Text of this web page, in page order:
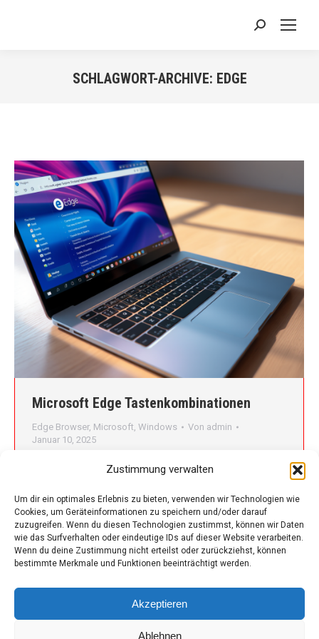
Zustimmung verwalten
Um dir ein optimales Erlebnis zu bieten, verwenden wir Technologien wie
Cookies, um Geräteinformationen zu speichern und/oder darauf
zuzugreifen. Wenn du diesen Technologien zustimmst, können wir Daten
wie das Surfverhalten oder eindeutige IDs auf dieser Website verarbeiten.
Wenn du deine Zustimmung nicht erteilst oder zurückziehst, können
bestimmte Merkmale und Funktionen beeinträchtigt werden.
Akzeptieren
Ablehnen
Search:
SCHLAGWORT-ARCHIVE: EDGE
Microsoft Edge Tastenkombinationen
Edge Browser, Microsoft, Windows Von admin
Januar 10, 2025
Microsoft Edge bietet eine Vielzahl von
gestalten. Hier ist eine Übersicht der wichtigsten
Shortcuts: Allgemeine Navigation:
Tastenkombination Aktion Alt + Pfeil links Zur
vorherigen Seite navigieren Alt + Pfeil rechts Zur
nächsten Seite navigieren F5 oder Strg + R Seite
neu laden Shift + F5 oder Strg + Shift +…